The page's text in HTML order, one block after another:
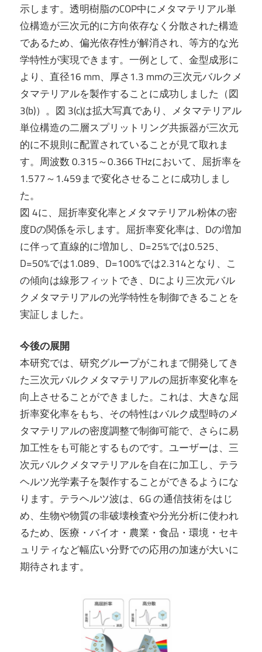
示します。透明樹脂のCOP中にメタマテリアル単
位構造が三次元的に方向依存なく分散された構造
であるため、偏光依存性が解消され、等方的な光
学特性が実現できます。一例として、金型成形に
より、直径16 mm、厚さ1.3 mmの三次元バルクメ
タマテリアルを製作することに成功しました（図
3(b)）。図 3(c)は拡大写真であり、メタマテリアル
単位構造の二層スプリットリング共振器が三次元
的に不規則に配置されていることが見て取れま
す。周波数 0.315～0.366 THzにおいて、屈折率を
1.577～1.459まで変化させることに成功しまし
た。
図 4に、屈折率変化率とメタマテリアル粉体の密
度Dの関係を示します。屈折率変化率は、Dの増加
に伴って直線的に増加し、D=25%では0.525、
D=50%では1.089、D=100%では2.314となり、こ
の傾向は線形フィットでき、Dにより三次元バル
クメタマテリアルの光学特性を制御できることを
実証しました。
今後の展開
本研究では、研究グループがこれまで開発してき
た三次元バルクメタマテリアルの屈折率変化率を
向上させることができました。これは、大きな屈
折率変化率をもち、その特性はバルク成型時のメ
タマテリアルの密度調整で制御可能で、さらに易
加工性をも可能とするものです。ユーザーは、三
次元バルクメタマテリアルを自在に加工し、テラ
ヘルツ光学素子を製作することができるようにな
ります。テラヘルツ波は、6G の通信技術をはじ
め、生物や物質の非破壊検査や分光分析に使われ
るため、医療・バイオ・農業・食品・環境・セキ
ュリティなど幅広い分野での応用の加速が大いに
期待されます。